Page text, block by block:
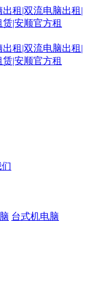
台式机电脑